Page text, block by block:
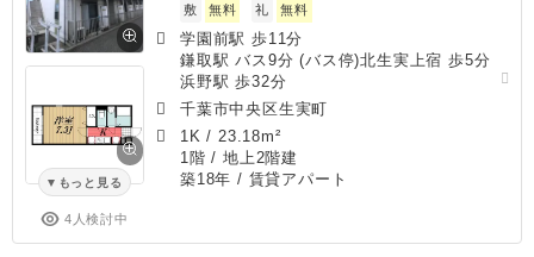
もっと見る
4人検討中
敷
無料 礼 無料
学園前駅 歩11分
鎌取駅 バス9分 (バス停)北生実上宿 歩5分
浜野駅 歩32分
千葉市中央区生実町
1K / 23.18m²
1階 / 地上2階建
築18年 / 賃貸アパート